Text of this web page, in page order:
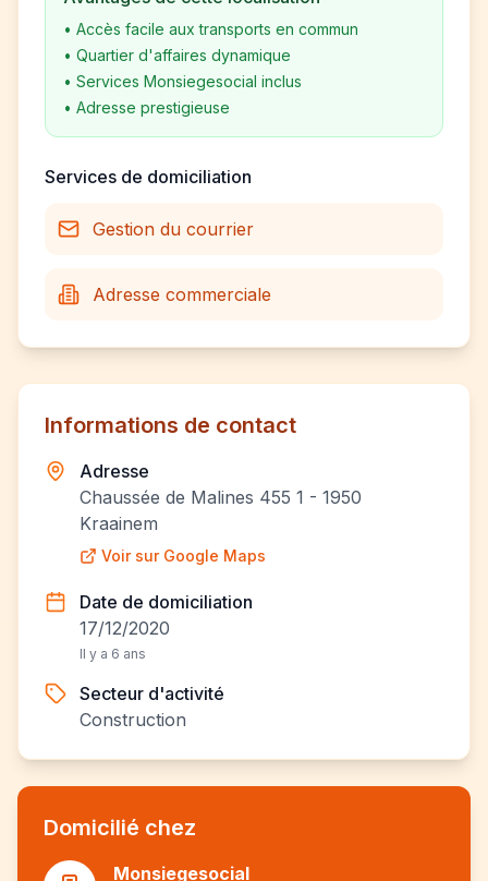
• Accès facile aux transports en commun
• Quartier d'affaires dynamique
• Services Monsiegesocial inclus
• Adresse prestigieuse
Services de domiciliation
Gestion du courrier
Adresse commerciale
Informations de contact
Adresse
Chaussée de Malines 455 1 - 1950
Kraainem
Voir sur Google Maps
Date de domiciliation
17/12/2020
Il y a 6 ans
Secteur d'activité
Construction
Domicilié chez
Monsiegesocial